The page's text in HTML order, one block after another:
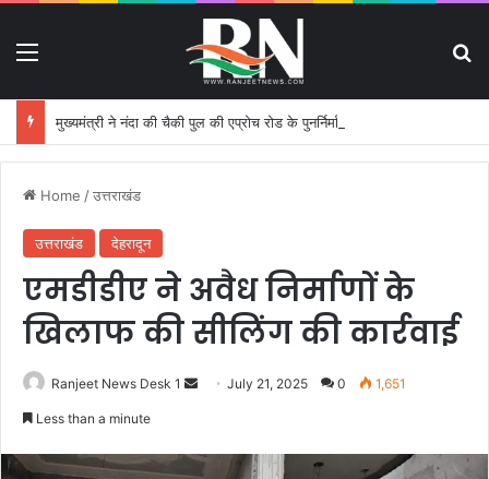
Home /उत्तराखंड
उत्तराखंड देहरादून
एमडीडीए ने अवैध निर्माणों के
खिलाफ की सीलिंग की कार्रवाई
Ranjeet News Desk 1
d
July 21, 2025 0 1,651
Less than a minute